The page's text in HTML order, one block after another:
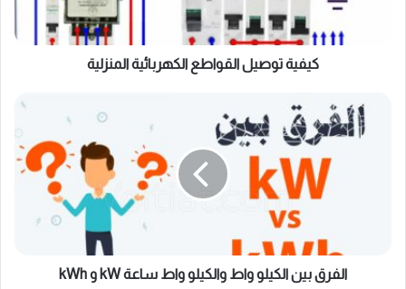
كيفية توصيل القواطع الكهربائية المنزلية
الفرق بين الكيلو واط والكيلو واط ساعة kW و kWh